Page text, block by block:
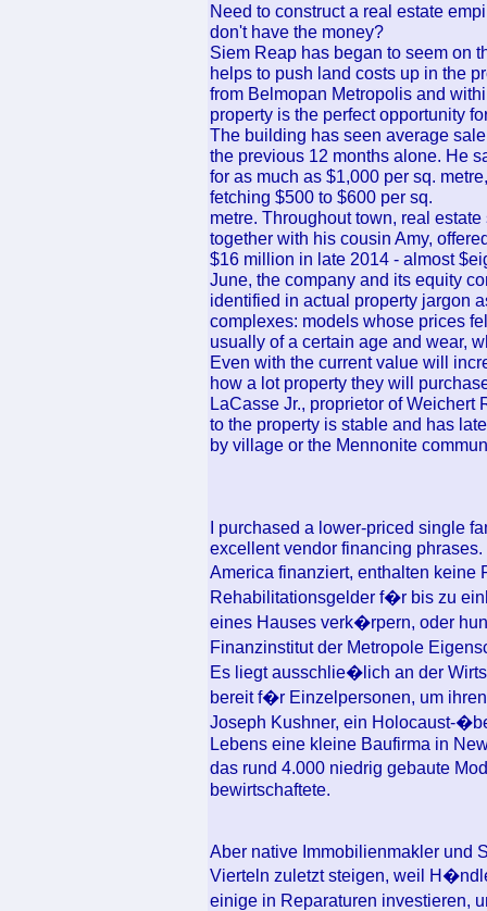
Need to construct a real estate
don't have the money?
Siem Reap has began to seem on
helps to push land costs up in the
from Belmopan Metropolis and
property is the perfect opportunity
The building has seen average
the previous 12 months alone. He
for as much as $1,000 per sq.
fetching $500 to $600 per sq.
metre. Throughout town, real
together with his cousin Amy,
$16 million in late 2014 - almost
June, the company and its equity
identified in actual property jargon
complexes: models whose prices
usually of a certain age and wear,
Even with the current value will
how a lot property they will
LaCasse Jr., proprietor of
to the property is stable and has
by village or the Mennonite
I purchased a lower-priced single
excellent vendor financing
America finanziert, enthalten
Rehabilitationsgelder f�r bis zu
eines Hauses verk�rpern, oder
Finanzinstitut der Metropole
Es liegt ausschlie�lich an der
bereit f�r Einzelpersonen, um
Joseph Kushner, ein Holocaust-
Lebens eine kleine Baufirma in
das rund 4.000 niedrig gebaute
bewirtschaftete.
Aber native Immobilienmakler und
Vierteln zuletzt steigen, weil
einige in Reparaturen investieren,